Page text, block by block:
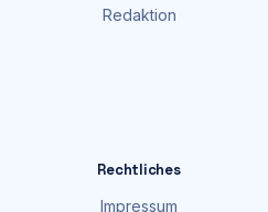
Redaktion
Rechtliches
Impressum